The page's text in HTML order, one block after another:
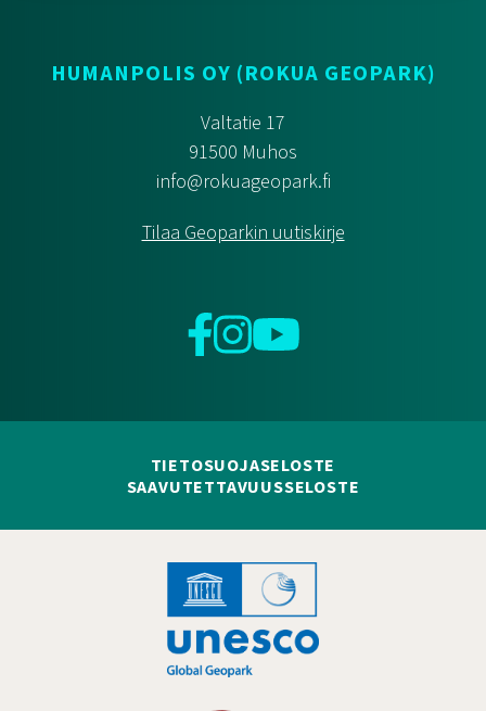
HUMANPOLIS OY (ROKUA GEOPARK)
Valtatie 17
91500 Muhos
info@rokuageopark.fi
Tilaa Geoparkin uutiskirje
Facebook
InstagramYouTube
TIETOSUOJASELOSTE
SAAVUTETTAVUUSSELOSTE
Hankelogo